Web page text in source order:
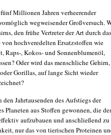
Millionen Jahren verheerender
wegweisender Großversuch.
den frühe Vertreter der Art durch das
hochveredelten Ersatzstoffen wie
Raps-, Kokos- und Sonnenblumenöl,
Oder wird das menschliche Gehirn,
Gorillas, auf lange Sicht wieder
Jahrtausenden des Aufstiegs der
aus Stoffen gewonnen, die
aufzubauen und anschließend zu
nur das von tierischen Proteinen